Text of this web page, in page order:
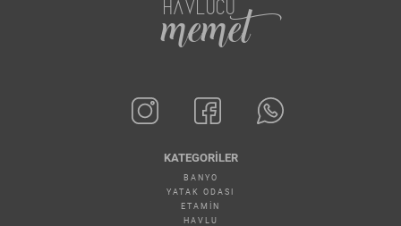
HAVLUCU
memet
KATEGORILER
BANYO
YATAK ODASI
ETAMİN
HAVLU